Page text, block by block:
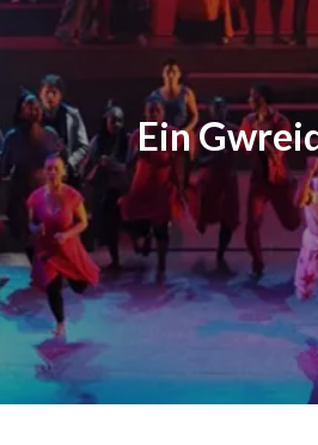
Ymuno â ni
Cysylltu
Ein